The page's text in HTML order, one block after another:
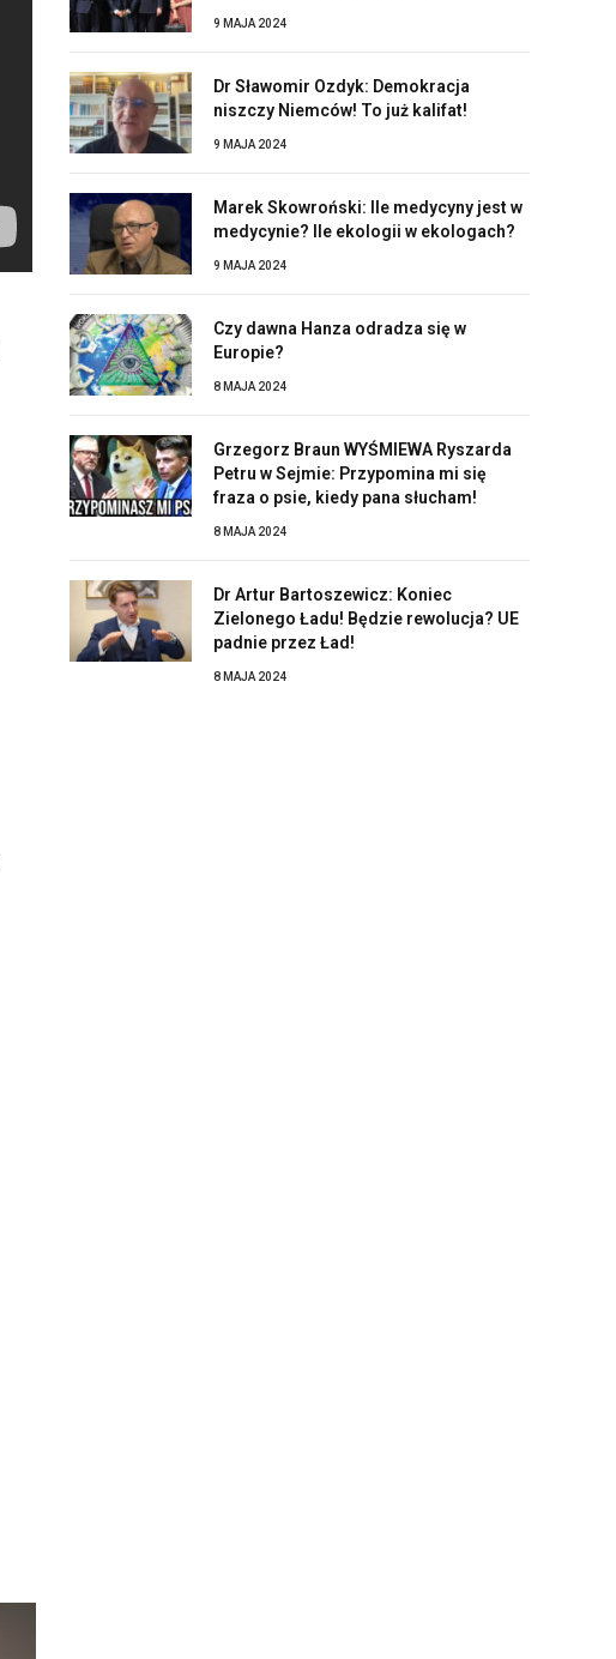
9 MAJA 2024
Dr Sławomir Ozdyk: Demokracja
niszczy Niemców! To już kalifat!
9 MAJA 2024
Marek Skowroński: Ile medycyny jest w
medycynie? Ile ekologii w ekologach?
9 MAJA 2024
Czy dawna Hanza odradza się w
Europie?
8 MAJA 2024
Grzegorz Braun WYŚMIEWA Ryszarda
Petru w Sejmie: Przypomina mi się
fraza o psie, kiedy pana słucham!
8 MAJA 2024
Dr Artur Bartoszewicz: Koniec
Zielonego Ładu! Będzie rewolucja? UE
padnie przez Ład!
8 MAJA 2024